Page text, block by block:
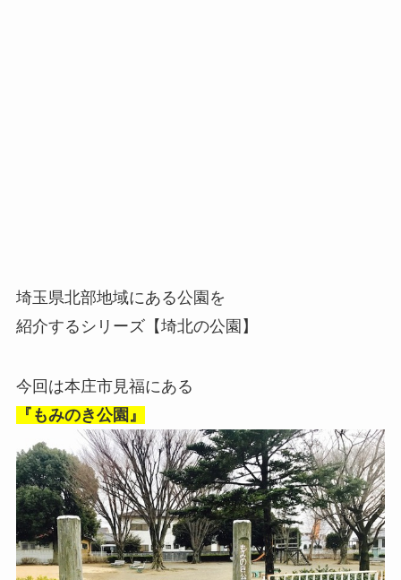
埼玉県北部地域にある公園を
紹介するシリーズ【埼北の公園】
今回は本庄市見福にある
『もみのき公園』